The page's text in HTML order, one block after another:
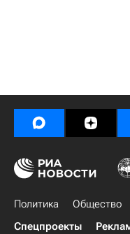
Политика Общество
Спецпроекты